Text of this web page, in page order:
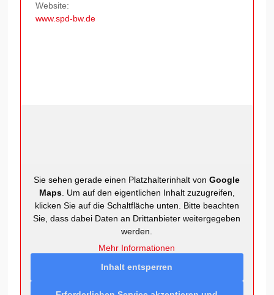
Website:
www.spd-bw.de
Sie sehen gerade einen Platzhalterinhalt vonGoogle
Maps. Um auf den eigentlichen Inhalt zuzugreifen,
klicken Sie auf die Schaltfläche unten. Bitte beachten
Sie, dass dabei Daten an Drittanbieter weitergegeben
werden.
Mehr Informationen
Inhalt entsperren